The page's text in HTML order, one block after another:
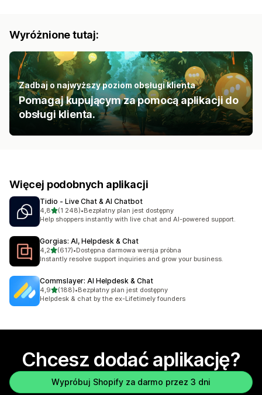
Wyróżnione tutaj:
Zadbaj o najwyższy poziom obsługi klienta
Pomagaj kupującym za pomocą aplikacji do
obsługi klienta.
Więcej podobnych aplikacji
Tidio ‑ Live Chat & AI Chatbot
4,8na 5 gwiazdek
(1 248)
Łączna liczba recenzji: 1248
•Bezpłatny plan jest dostępny
Help shoppers instantly with live chat and AI-powered support.
Gorgias: AI, Helpdesk & Chat
4,2na 5 gwiazdek
(617)
Łączna liczba recenzji: 617
•Dostępna darmowa wersja próbna
Instantly resolve support inquiries and grow your business.
Commslayer: AI Helpdesk & Chat
4,9na 5 gwiazdek
(188)
Łączna liczba recenzji: 188
•Bezpłatny plan jest dostępny
Helpdesk & chat by the ex-Lifetimely founders
Chcesz dodać aplikację?
Wypróbuj Shopify za darmo przez 3 dni